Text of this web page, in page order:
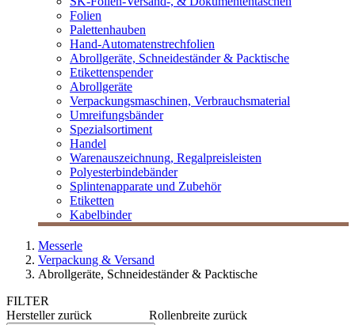
Folien
Palettenhauben
Hand-Automatenstrechfolien
Abrollgeräte, Schneideständer & Packtische
Etikettenspender
Abrollgeräte
Verpackungsmaschinen, Verbrauchsmaterial
Umreifungsbänder
Spezialsortiment
Handel
Warenauszeichnung, Regalpreisleisten
Polyesterbindebänder
Splintenapparate und Zubehör
Etiketten
Kabelbinder
Messerle
Verpackung & Versand
Abrollgeräte, Schneideständer & Packtische
FILTER
Herstellerzurück
Rollenbreite zurück